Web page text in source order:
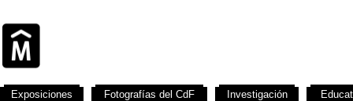
Exposiciones Fotografías del CdF Investigación